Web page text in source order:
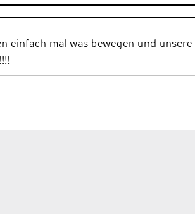
einfach mal was bewegen und